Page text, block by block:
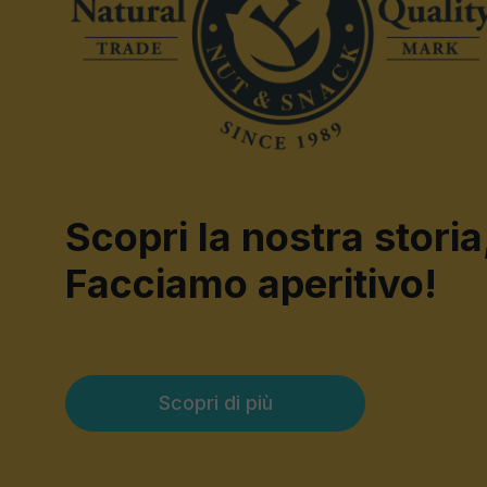
Scopri la nostra
Facciamo aperitivo!
Scopri di più